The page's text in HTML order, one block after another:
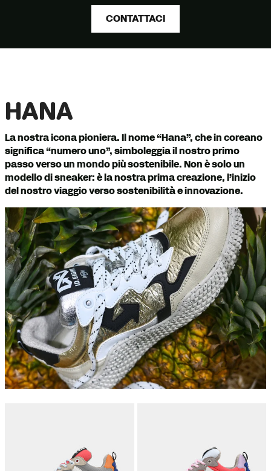
CONTATTACI
HANA
La nostra icona pioniera. Il nome “Hana”, che in coreano
significa “numero uno”, simboleggia il nostro primo
passo verso un mondo più sostenibile. Non è solo un
modello di sneaker: è la nostra prima creazione, l’inizio
del nostro viaggio verso sostenibilità e innovazione.